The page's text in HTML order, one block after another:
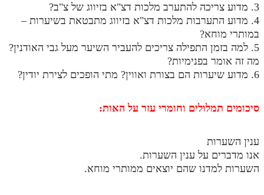
תלמוד עשר הספירות חלק ה
תלמוד עשר הספירות חלק ו
תלמוד עשר הספירות חלק ז
תלמוד עשר הספירות חלק ח
תלמוד עשר הספירות חלק יא
תלמוד עשר הספירות חלק יב
3. מדוע צריכה להתערב מלכות דצ"א בזיווג של צ"ב?
4. מדוע התערבות מלכות דצ"א בזיווג מתבטאת בשיערות –
במותרי מוחא?
5. למה בזמן התפילה צריכים להעביר השיער מעל גבי האודנין?
מה זה אומר בפנימיות?
6. מדוע שיערות הם בצורת ואווין? מתי הופכים לצירת יודין?
סיכומים תמלולים וחומרי עזר על האות:
ענין השערות
אנו מדברים על ענין השערות.
השערות למדנו שהם יוצאים ממותרי מוחא.